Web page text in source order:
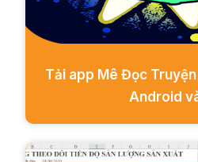
Tải app Mê Đọc
Android